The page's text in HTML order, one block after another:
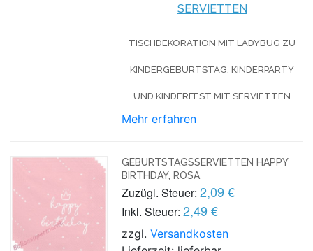
SERVIETTEN
TISCHDEKORATION MIT LADYBUG ZU
KINDERGEBURTSTAG, KINDERPARTY
UND KINDERFEST MIT SERVIETTEN
Mehr erfahren
GEBURTSTAGSSERVIETTEN HAPPY
BIRTHDAY, ROSA
Zuzügl. Steuer: 2,09 €
Inkl. Steuer: 2,49 €
zzgl.Versandkosten